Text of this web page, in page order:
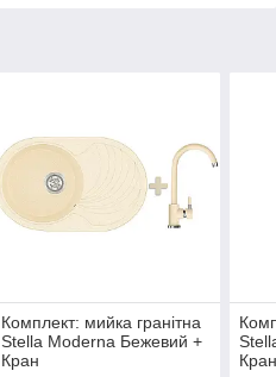
Комплект: мийка гранітна
Stella Moderna Бежевий +
Кран